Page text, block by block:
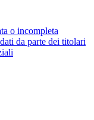
o incompleta
da parte dei titolari